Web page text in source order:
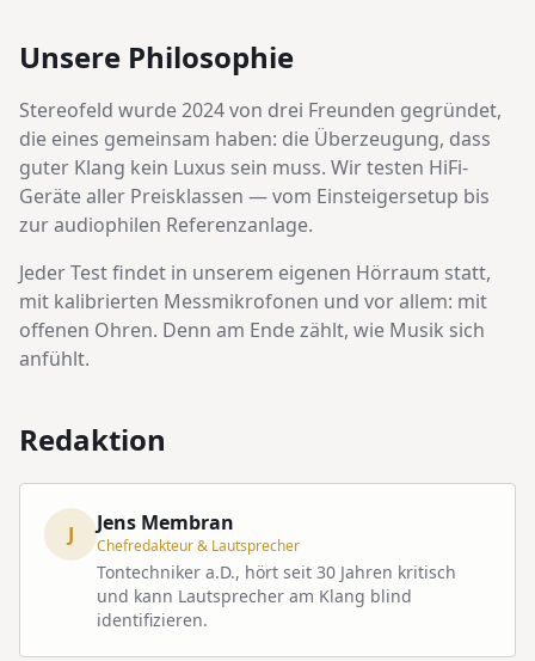
Unsere Philosophie
Stereofeld wurde 2024 von drei Freunden gegründet,
die eines gemeinsam haben: die Überzeugung, dass
guter Klang kein Luxus sein muss. Wir testen HiFi-
Geräte aller Preisklassen — vom Einsteigersetup bis
zur audiophilen Referenzanlage.
Jeder Test findet in unserem eigenen Hörraum statt,
mit kalibrierten Messmikrofonen und vor allem: mit
offenen Ohren. Denn am Ende zählt, wie Musik sich
anfühlt.
Redaktion
J Jens Membran
Chefredakteur & Lautsprecher
Tontechniker a.D., hört seit 30 Jahren kritisch
und kann Lautsprecher am Klang blind
identifizieren.